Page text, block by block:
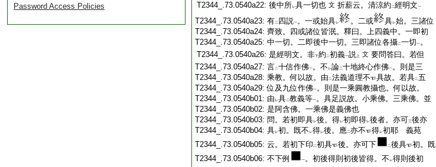
Password Access Policies
T2344_.73.0540a22: 後中所レ具一切也 文 折薪云。清涼約 二經明文一
T2344_.73.0540a23: 有二 四説一。一或始具レ 。二或 具レ始。三諸位
T2344_.73.0540a24: 齊致。四或諸位皆泯。釋曰。上四義中。一即初
T2344_.73.0540a25: 中一切。二即後中一切。三即諸位各攝二一切一。
T2344_.73.0540a26: 是經明文。非下約 二初義一説 上 文 要問答曰。若但
T2344_.73.0540a27: 言二十信作佛一。不 レ論二十地終心作佛一。則是三
T2344_.73.0540a28: 乘教。何以故。由 二法義道理不 具故。若具二五
T2344_.73.0540a29:位及九位作佛一。則是一乘圓教攝也。何以故。
T2344_.73.0540b01: 由 レ具二教義等一。具足説故。小乘佛。三乘佛。並
T2344_.73.0540b02: 是阿含佛。一乘佛是義佛也
T2344_.73.0540b03: 問。若初即具レ後。得レ初即得レ後者。亦可三後亦
T2344_.73.0540b04: 具レ初。既不 レ得レ後。應二亦不 得レ初耶 義苑
T2344_.73.0540b05: 云。若初下印 二初具 後。亦可下 二後具
初。既
T2344_.73.0540b06: 不下例 一。初後得則初後皆得。不 レ得則後初